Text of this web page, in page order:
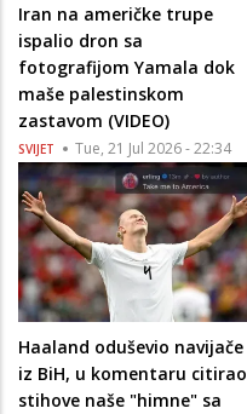
Iran na američke trupe
ispalio dron sa
fotografijom Yamala dok
maše palestinskom
zastavom (VIDEO)
SVIJET Tue, 21 Jul 2026 - 22:34
Haaland oduševio navijače
iz BiH, u komentaru citirao
stihove naše "himne" sa